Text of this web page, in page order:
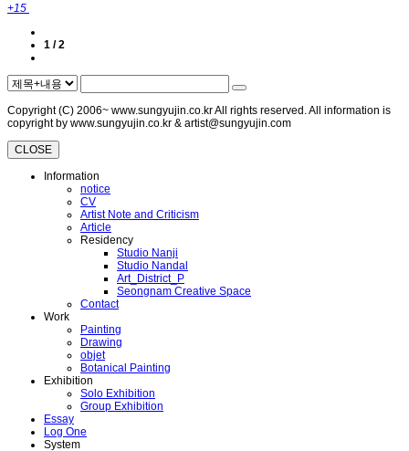
+15
1 / 2
Copyright (C) 2006~ www.sungyujin.co.kr All rights reserved. All information is
copyright by www.sungyujin.co.kr & artist@sungyujin.com
CLOSE
Information
notice
CV
Artist Note and Criticism
Article
Residency
Studio Nanji
Studio Nandal
Art_District_P
Seongnam Creative Space
Contact
Work
Painting
Drawing
objet
Botanical Painting
Exhibition
Solo Exhibition
Group Exhibition
Essay
Log One
System